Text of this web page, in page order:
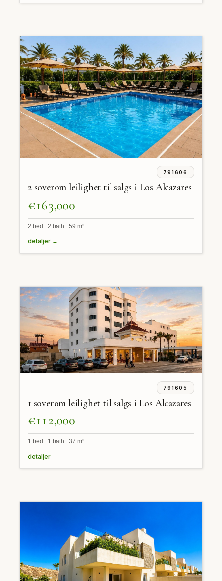
791606
2 soverom leilighet til salgs i Los Alcazares
€163,000
2 bed 2 bath 59 m²
detaljer →
791605
1 soverom leilighet til salgs i Los Alcazares
€112,000
1 bed 1 bath 37 m²
detaljer →